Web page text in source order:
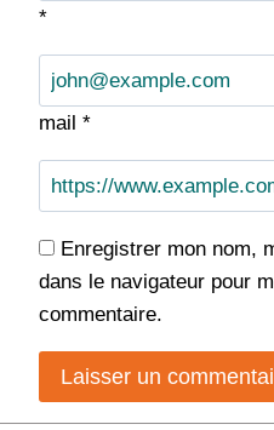
*
mail *
Enregistrer mon nom,
dans le navigateur pour
commentaire.